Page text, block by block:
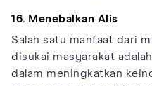
16. Menebalkan Alis
Salah satu manfaat dari
disukai masyarakat
dalam meningkatkan